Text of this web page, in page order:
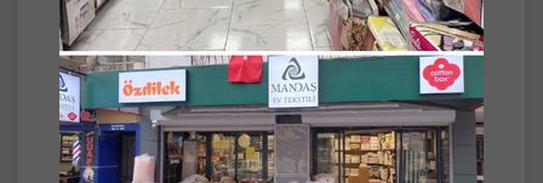
%50 pamuk ve %50 polyester karışımı
iplikten üretilen bu şal, akrilik kumaşı ile
yumuşak ve konforlu bir kullanım sunar.
değişik rengi, doğanın tazeliğini ve canlılığını
evinize taşır. Bu şal, hem dekoratif bir parça
hem de fonksiyonel bir aksesuar olarak
kullanılabilir. Soğuk kış akşamlarında sizi sarıp